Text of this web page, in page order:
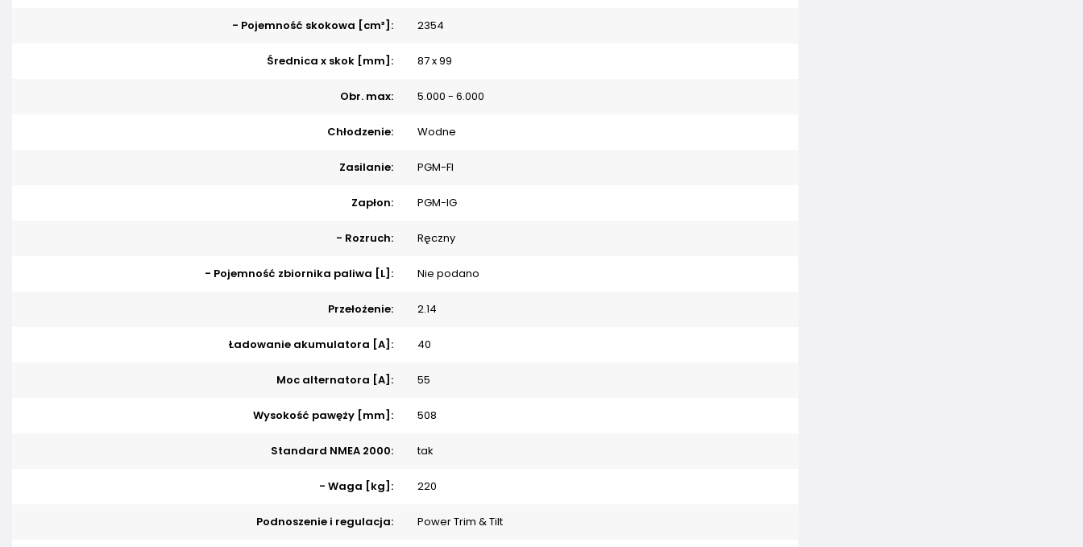
- Pojemność skokowa [cm³]: 2354
Średnica x skok [mm]: 87 x 99
Obr. max: 5.000 - 6.000
Chłodzenie: Wodne
Zasilanie: PGM-FI
Zapłon: PGM-IG
- Rozruch: Ręczny
- Pojemność zbiornika paliwa [L]: Nie podano
Przełożenie: 2.14
Ładowanie akumulatora [A]: 40
Moc alternatora [A]: 55
Wysokość pawęży [mm]: 508
Standard NMEA 2000: tak
- Waga [kg]: 220
Podnoszenie i regulacja: Power Trim & Tilt